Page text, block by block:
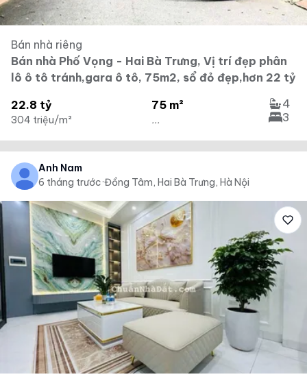
Bán nhà riêng
Bán nhà Phố Vọng - Hai Bà Trưng, Vị trí đẹp phân
lô ô tô tránh,gara ô tô, 75m2, sổ đỏ đẹp,hơn 22 tỷ
22.8 tỷ
304 triệu/m²
75 m²
...
4
3
Anh Nam
6 tháng trước·Đồng Tâm, Hai Bà Trưng, Hà Nội